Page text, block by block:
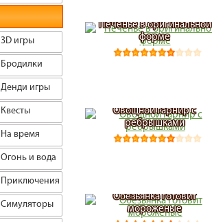
3D игры
Бродилки
Денди игры
Квесты
На время
Огонь и вода
Приключения
Симуляторы
Печенье в оригинальной
форме
Овощной гарнир с
ребрышками
Обезьянка готовит
мороженые